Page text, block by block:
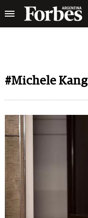
#Michele Kang